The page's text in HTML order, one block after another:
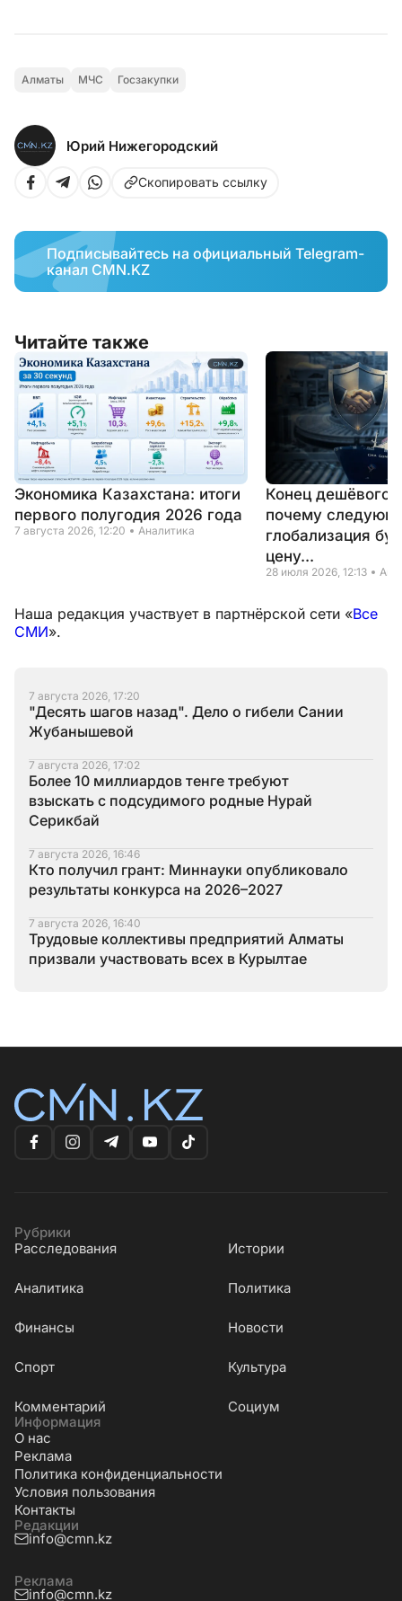
Алматы МЧС Госзакупки
Юрий Нижегородский
Скопировать ссылку
Подписывайтесь на официальный Telegram-
канал CMN.KZ
Читайте также
Экономика Казахстана: итоги
первого полугодия 2026 года
7 августа 2026, 12:20 Аналитика
Конец дешёвого
почему
глобализация
цену...
28 июля 2026, 12:13
Наша редакция участвует в партнёрской сети «Все
СМИ».
7 августа 2026, 17:20
"Десять шагов назад". Дело о гибели Сании
Жубанышевой
7 августа 2026, 17:02
Более 10 миллиардов тенге требуют
взыскать с подсудимого родные Нурай
Серикбай
7 августа 2026, 16:46
Кто получил грант: Миннауки опубликовало
результаты конкурса на 2026–2027
7 августа 2026, 16:40
Трудовые коллективы предприятий Алматы
призвали участвовать всех в Курылтае
Рубрики
Расследования
Истории
Аналитика Политика
Финансы Новости
Cпорт Культура
Комментарий
Социум
Информация
О нас
Реклама
Политика конфиденциальности
Условия пользования
Контакты
Редакции
info@cmn.kz
Реклама
info@cmn.kz